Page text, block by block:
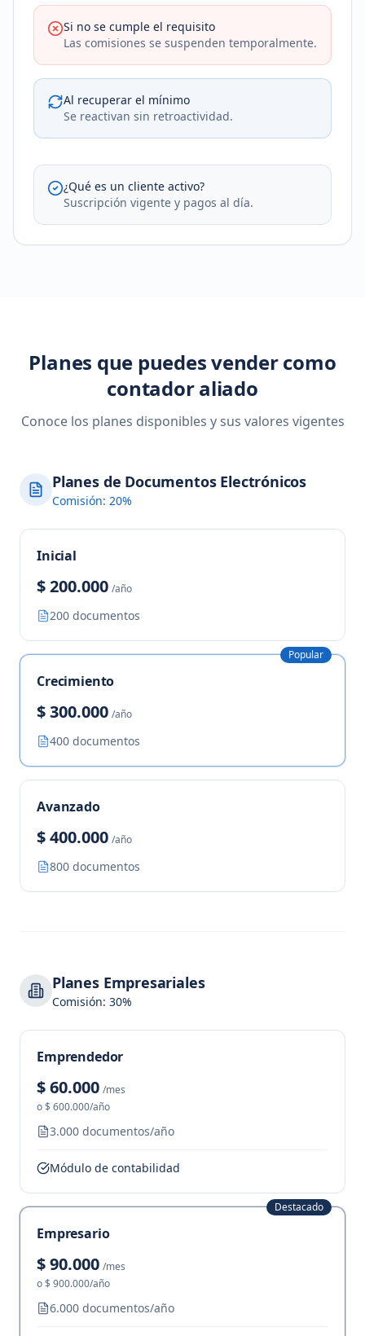
Si no se cumple el requisito
Las comisiones se suspenden temporalmente.
Al recuperar el mínimo
Se reactivan sin retroactividad.
¿Qué es un cliente activo?
Suscripción vigente y pagos al día.
Planes que puedes vender como
contador aliado
Conoce los planes disponibles y sus valores vigentes
Planes de Documentos Electrónicos
Comisión: 20%
Inicial
$ 200.000 /año
200 documentos
Popular
Crecimiento
$ 300.000 /año
400 documentos
Avanzado
$ 400.000 /año
800 documentos
Planes Empresariales
Comisión: 30%
Emprendedor
$ 60.000 /mes
o$ 600.000/año
3.000 documentos/año
Módulo de contabilidad
Destacado
Empresario
$ 90.000 /mes
o$ 900.000/año
6.000 documentos/año